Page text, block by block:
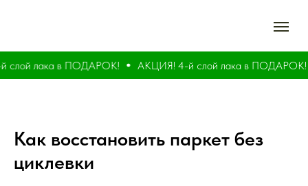
лака в ПОДАРОК! АКЦИЯ! 4-й слой лака в ПОДАРОК!
Как восстановить паркет без
циклевки